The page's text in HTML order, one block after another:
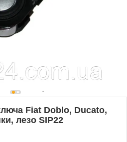
Fiat Doblo, Ducato,
лезо SIP22